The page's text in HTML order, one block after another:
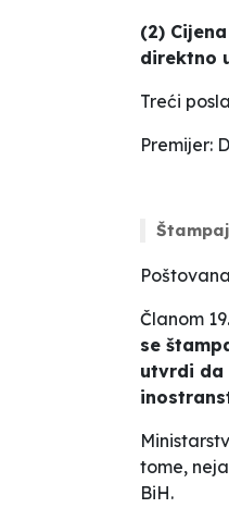
(2)
direktno
Treći
Premijer:
Članom
se
utvrdi da
tome,
BiH.